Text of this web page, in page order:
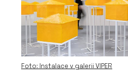
O FIRMĚ
Aluprof System
Foto: Instalace v galerii VIPER